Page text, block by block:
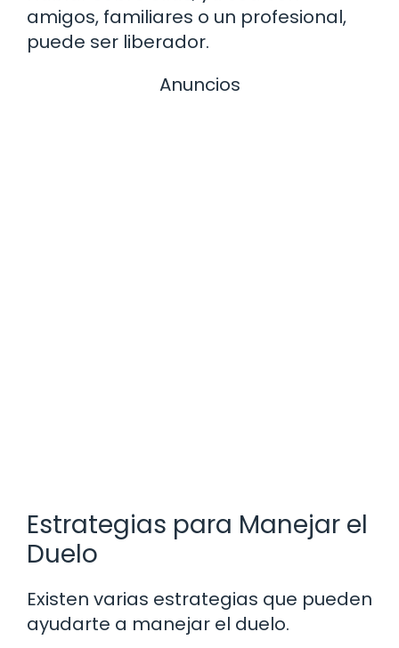
amigos, familiares o un profesional,
puede ser liberador.
Anuncios
Estrategias para Manejar el
Duelo
Existen varias estrategias que pueden
ayudarte a manejar el duelo.